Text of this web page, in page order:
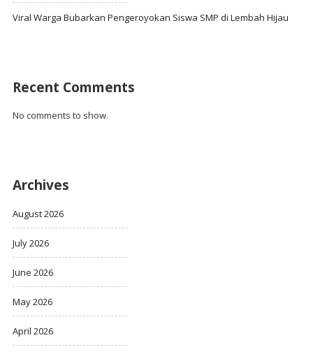
Viral Warga Bubarkan Pengeroyokan Siswa SMP di Lembah Hijau
Recent Comments
No comments to show.
Archives
August 2026
July 2026
June 2026
May 2026
April 2026